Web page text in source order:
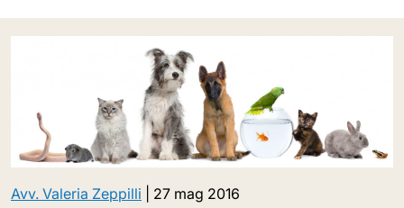
Avv. Valeria Zeppilli 27 mag 2016